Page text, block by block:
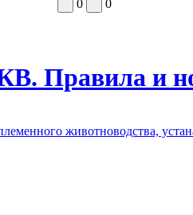
0
0
Правила и
животноводства,